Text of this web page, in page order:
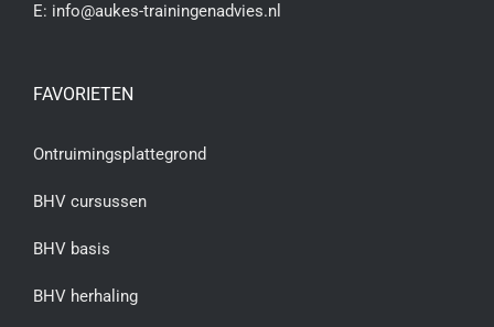
E: info@aukes-trainingenadvies.nl
FAVORIETEN
Ontruimingsplattegrond
BHV cursussen
BHV basis
BHV herhaling